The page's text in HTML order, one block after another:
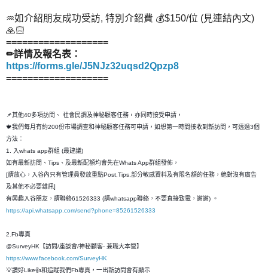
♒如介紹朋友成功受訪, 特別介鉊費 💰$150/位 (見連結內文)
🙏🏻
===================
✏詳情及報名表：
https://forms.gle/J5NJz32uqsd2Qpzp8
===================
📌其他40多項訪問、 社會民調及神秘顧客任務，亦同時接受申請，
🍁我們每月有約200份市場調查和神秘顧客任務可申請，如想第一時間接收到新訪問，可透過3個
方法：
1. 入whats app群組 (最建議)
如有最新訪問、Tips、及最新配額均會先在Whats App群組發佈，
[請放心，入谷內只有管理員發放重點Post,Tips,部分敏感資料及有限名額的任務，絶對沒有廣告
及其他不必要雜訊]
有興趣入谷朋友，請聯絡61526333 (請whatsapp聯絡，不要直接致電，謝謝) 。
https://api.whatsapp.com/send?phone=85261526333
2.Fb專頁
@SurveyHK【訪問/座談會/神秘顧客- 兼職大本營】
https://www.facebook.com/SurveyHK
💡讚好Like👍和追蹤我們Fb專頁，一出新訪問會有顯示